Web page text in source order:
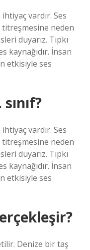
vardır. Ses
titreşmesine neden
duyarız. Tıpkı
kaynağıdır. İnsan
etkisiyle ses
vardır. Ses
titreşmesine neden
duyarız. Tıpkı
kaynağıdır. İnsan
etkisiyle ses
Denize bir taş